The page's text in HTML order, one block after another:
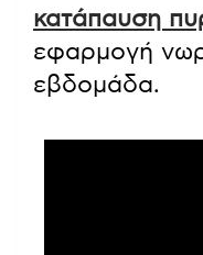
κατάπαυση
εφαρμογή
εβδομάδα.